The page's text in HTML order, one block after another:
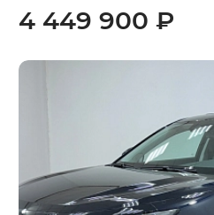
4 449 900 ₽